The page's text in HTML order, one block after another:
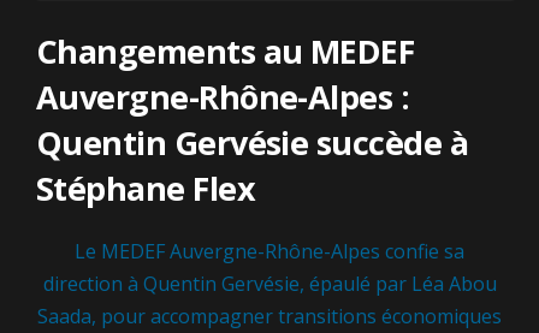
Changements au MEDEF
Auvergne-Rhône-Alpes :
Quentin Gervésie succède à
Stéphane Flex
Le MEDEF Auvergne-Rhône-Alpes confie sa
direction à Quentin Gervésie, épaulé par Léa Abou
Saada, pour accompagner transitions économiques